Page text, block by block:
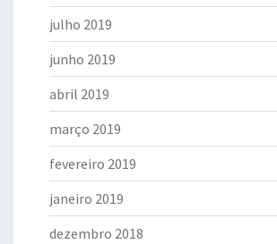
julho 2019
junho 2019
abril 2019
março 2019
fevereiro 2019
janeiro 2019
dezembro 2018